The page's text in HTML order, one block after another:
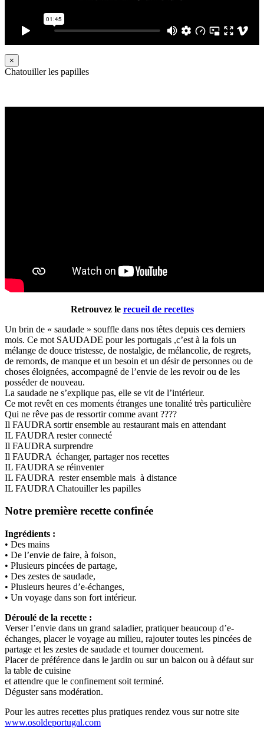
×
Chatouiller les papilles
Retrouvez le recueil de recettes
Un brin de « saudade » souffle dans nos têtes depuis ces derniers
mois. Ce mot SAUDADE pour les portugais ,c’est à la fois un
mélange de douce tristesse, de nostalgie, de mélancolie, de regrets,
de remords, de manque et un besoin et un désir de personnes ou de
choses éloignées, accompagné de l’envie de les revoir ou de les
posséder de nouveau.
La saudade ne s’explique pas, elle se vit de l’intérieur.
Ce mot revêt en ces moments étranges une tonalité très particulière
Qui ne rêve pas de ressortir comme avant ????
Il FAUDRA sortir ensemble au restaurant mais en attendant
IL FAUDRA rester connecté
Il FAUDRA surprendre
Il FAUDRA échanger, partager nos recettes
IL FAUDRA se réinventer
IL FAUDRA rester ensemble mais à distance
IL FAUDRA Chatouiller les papilles
Notre première recette confinée
Ingrédients :
• Des mains
• De l’envie de faire, à foison,
• Plusieurs pincées de partage,
• Des zestes de saudade,
• Plusieurs heures d’e-échanges,
• Un voyage dans son fort intérieur.
Déroulé de la recette :
Verser l’envie dans un grand saladier, pratiquer beaucoup d’e-
échanges, placer le voyage au milieu, rajouter toutes les pincées de
partage et les zestes de saudade et tourner doucement.
Placer de préférence dans le jardin ou sur un balcon ou à défaut sur
la table de cuisine
et attendre que le confinement soit terminé.
Déguster sans modération.
Pour les autres recettes plus pratiques rendez vous sur notre site
www.osoldeportugal.com